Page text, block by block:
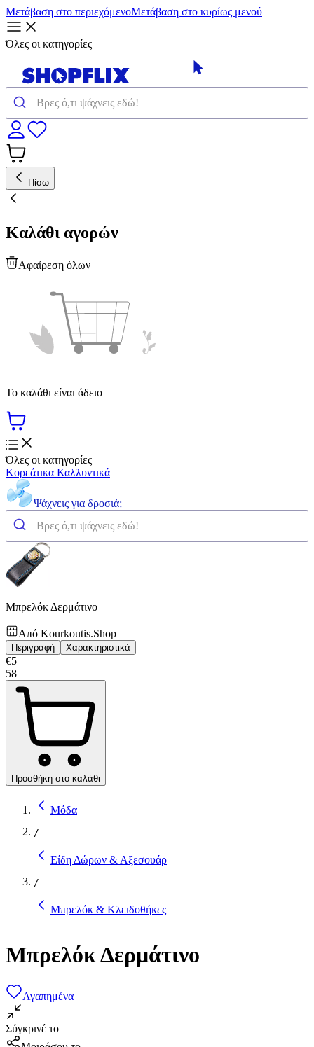
Μετάβαση στο περιεχόμενοΜετάβαση στο κυρίως μενού
Όλες οι κατηγορίες
Πίσω
Καλάθι αγορών
Αφαίρεση όλων
Το καλάθι είναι άδειο
Όλες οι κατηγορίες
Κορεάτικα Καλλυντικά
Ψάχνεις για δροσιά;
Μπρελόκ Δερμάτινο
Από Kourkoutis.Shop
Περιγραφή Χαρακτηριστικά
€5
58
Προσθήκη στο καλάθι
Μόδα
/
Είδη Δώρων & Αξεσουάρ
/
Μπρελόκ & Κλειδοθήκες
Μπρελόκ Δερμάτινο
Αγαπημένα
Σύγκρινέ το